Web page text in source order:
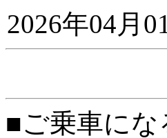
2026年04月
■ご乗車に